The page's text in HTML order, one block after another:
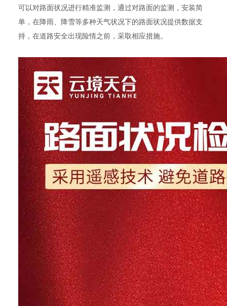
可以对路面状况进行精准监测，通过对路面的监测，安装简
单，在降雨、降雪等多种天气状况下的路面状况提供数据支
持，在道路安全出现险情之前，采取相应措施。